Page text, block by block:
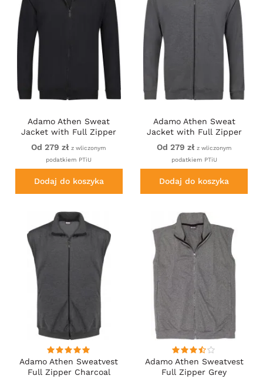
Adamo Athen Sweat
Jacket with Full Zipper
Black
Od 279 zł z wliczonym
podatkiem PTiU
Dodaj do koszyka
Adamo Athen Sweat
Jacket with Full Zipper
Charcoal
Od 279 zł z wliczonym
podatkiem PTiU
Dodaj do koszyka
Adamo Athen Sweatvest
Full Zipper Charcoal
Adamo Athen Sweatvest
Full Zipper Grey